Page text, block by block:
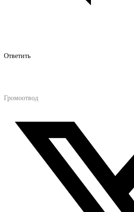
Ответить
Громоотвод